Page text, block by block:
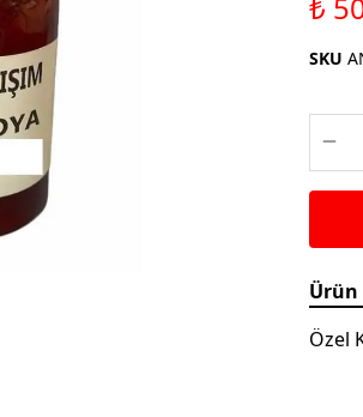
Saka ve Doğa Kuşu
Yemleri
Güvercin Yemleri
Kumlar
Mamalar
Krakerler
Kalamar Kemiği ve Gaga
Taşları
Aparatları
SKU
Ürün
Özel